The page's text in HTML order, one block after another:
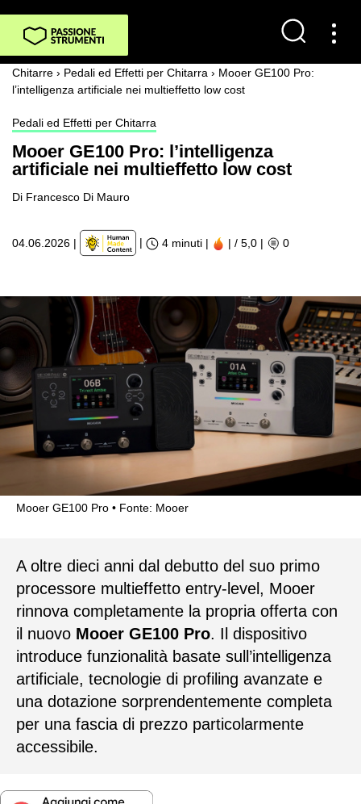
Chitarre › Pedali ed Effetti per Chitarra › Mooer GE100 Pro:
l’intelligenza artificiale nei multieffetto low cost
Pedali ed Effetti per Chitarra
Mooer GE100 Pro: l’intelligenza
artificiale nei multieffetto low cost
Di Francesco Di Mauro
04.06.2026 | | 4 minuti | | / 5,0 | 0
Mooer GE100 Pro Fonte: Mooer
A oltre dieci anni dal debutto del suo primo
processore multieffetto entry-level, Mooer
rinnova completamente la propria offerta con
il nuovo Mooer GE100 Pro. Il dispositivo
introduce funzionalità basate sull’intelligenza
artificiale, tecnologie di profiling avanzate e
una dotazione sorprendentemente completa
per una fascia di prezzo particolarmente
accessibile.